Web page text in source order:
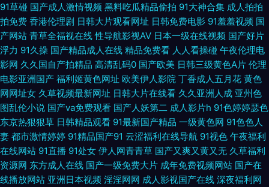
操 91足控精品免费入口 欧美日韩123 91爱网国产探花 91支持视频免费观看
国产色久悠悠 少妇人妻一二三区 91国产福利小视频 www一本大99 久久精
品久 一本一道久精品 99视频免费播放 精品自拍在线观看 色国产欧美日韩 国
产探花传媒 精品操B 九一色色 福利午夜99 福利研究所网址导航 欧美专区第
一页 尤物视频在线观看一区 91麻豆精品传媒国 91去网站 91蓝苺 91ncom网
站进入 91色桃 97超碰网 av黑料自拍资源 国产一级无毛不卡 黄色天堂啪啪
91草碰 国产成人激情视频 黑料吃瓜精品偷拍 91大神合集 成人拍拍
拍免费 香港伦理剧 日韩大片观看网址 日韩免费电影 91羞羞视频 国
产网站 青草全福视在线 性导航影视AV 日本一级在线视频 国产好片
浮力 91久操 国产精品成人在线 精品免费看 人人看操碰 午夜伦理电
影网 久久国自产拍精品 高清乱码0 国产欧美 日韩三级黄色A片 伦理
电影亚洲国产 福利姬黄色网址 欧美伊人影院 丁香成人五月花 黄色
网网址女 久草视频最新网址 日韩大片在线看 久久亚洲人成 亚州色
图乱伦小说 国产va免费观看 国产人妖第二 成人影片h 91色婷婷瑟色
东京热狠狠草 日韩精品观看 91最新国产精品 一级黄色网 91色色人
妻 都市激情婷婷 91精品国产91 云涩福利在线导航 91视色 午夜福利
在线网站 91直播 91处女 伊人网青青草 国产又爽又黄又无 久草福利
资源网 东方成人在线 国产一级免费大片 成年免费视频网站 国产在
线播放网站 亚洲日本视频 淫淫网网 成人影视国产在线 深夜福利网